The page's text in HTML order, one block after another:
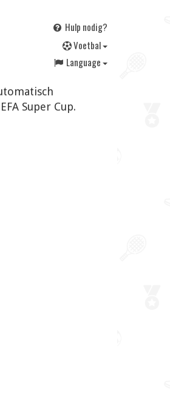
Hulp nodig?
Voetbal
Language
Super Cup.